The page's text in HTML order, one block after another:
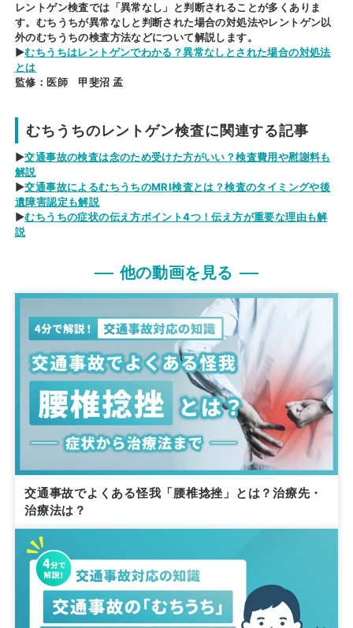
レントゲン検査では「異常なし」と判断されることが多くありま
す。むちうちが異常なしと判断された場合の対処法やレントゲン以
外のむちうちの検査方法などについて解説します。
▶むちうちはレントゲンでわかる？異常なしとされた場合の対処法
とは
監修：医師 甲斐沼 孟
むちうちのレントゲン検査に関連する記事
▶交通事故の検査は念のため受けた方がいい？検査費用や慰謝料も
解説
▶交通事故によるむちうちのMRI検査とは？検査のタイミングや後
遺障害認定も解説
▶むちうちの症状の伝え方ポイント4つ！伝え方が重要な理由も解
説
他の動画を見る
交通事故でよくある怪我「腰椎捻挫」とは？治療先・
治療法は？